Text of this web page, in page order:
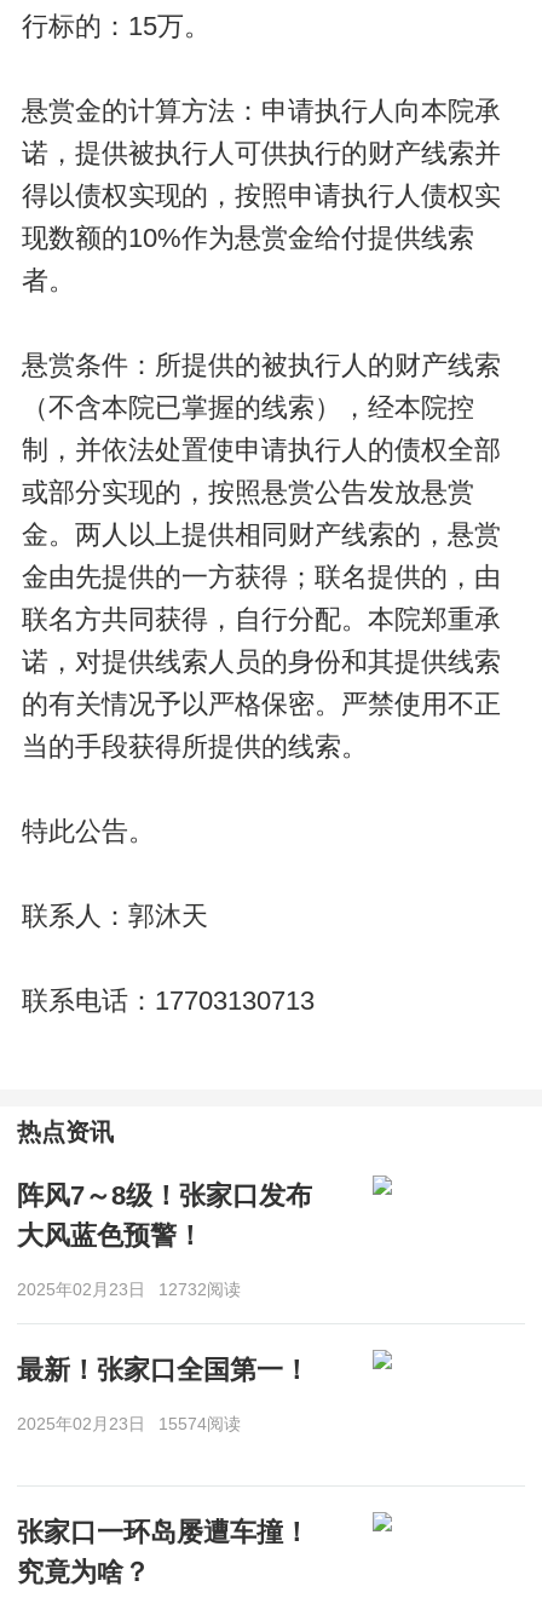
行标的：15万。
悬赏金的计算方法：申请执行人向本院承
诺，提供被执行人可供执行的财产线索并
得以债权实现的，按照申请执行人债权实
现数额的10%作为悬赏金给付提供线索
者。
悬赏条件：所提供的被执行人的财产线索
（不含本院已掌握的线索），经本院控
制，并依法处置使申请执行人的债权全部
或部分实现的，按照悬赏公告发放悬赏
金。两人以上提供相同财产线索的，悬赏
金由先提供的一方获得；联名提供的，由
联名方共同获得，自行分配。本院郑重承
诺，对提供线索人员的身份和其提供线索
的有关情况予以严格保密。严禁使用不正
当的手段获得所提供的线索。
特此公告。
联系人：郭沐天
联系电话：17703130713
热点资讯
阵风7～8级！张家口发布
大风蓝色预警！
2025年02月23日 12732阅读
最新！张家口全国第一！
2025年02月23日 15574阅读
张家口一环岛屡遭车撞！
究竟为啥？